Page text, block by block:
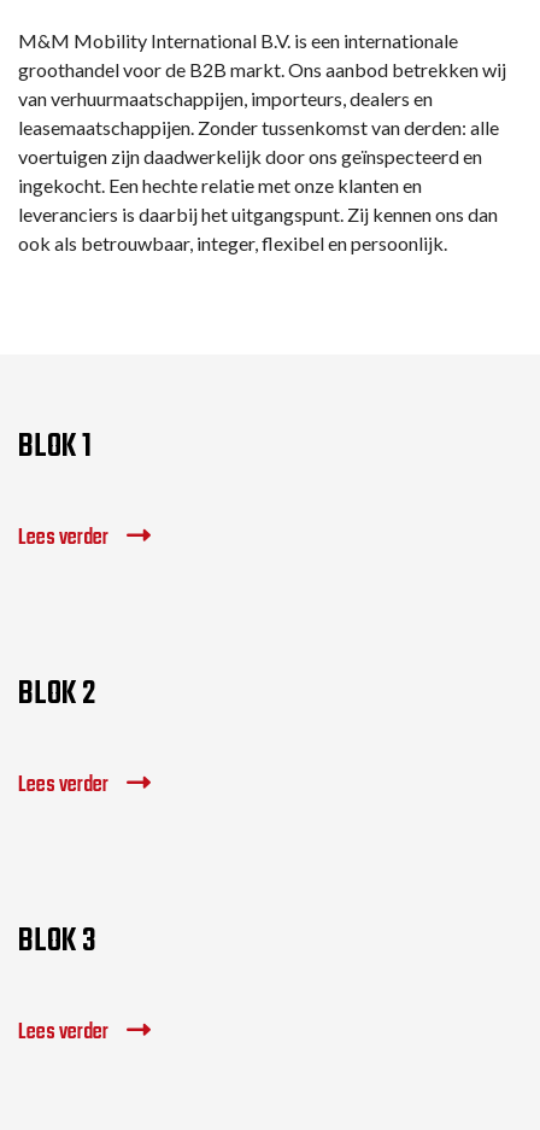
M&M Mobility International B.V. is een internationale
groothandel voor de B2B markt. Ons aanbod betrekken wij
van verhuurmaatschappijen, importeurs, dealers en
leasemaatschappijen. Zonder tussenkomst van derden: alle
voertuigen zijn daadwerkelijk door ons geïnspecteerd en
ingekocht. Een hechte relatie met onze klanten en
leveranciers is daarbij het uitgangspunt. Zij kennen ons dan
ook als betrouwbaar, integer, flexibel en persoonlijk.
BLOK 1
Lees verder
BLOK 2
Lees verder
BLOK 3
Lees verder